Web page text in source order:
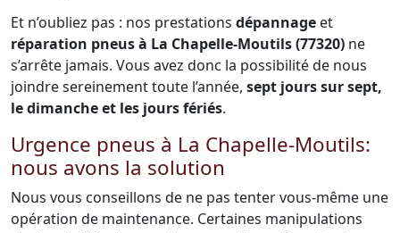
Et n’oubliez pas : nos prestations dépannage et
réparation pneus à La Chapelle-Moutils (77320) ne
s’arrête jamais. Vous avez donc la possibilité de nous
joindre sereinement toute l’année, sept jours sur sept,
le dimanche et les jours fériés.
Urgence pneus à La Chapelle-Moutils:
nous avons la solution
Nous vous conseillons de ne pas tenter vous-même une
opération de maintenance. Certaines manipulations